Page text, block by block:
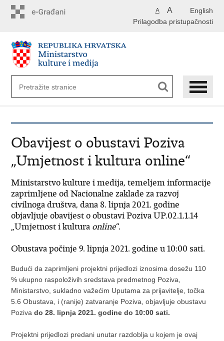
English
A A
Prilagodba pristupačnosti
Obavijest o obustavi Poziva
„Umjetnost i kultura online“
Ministarstvo kulture i medija, temeljem informacije
zaprimljene od Nacionalne zaklade za razvoj
civilnoga društva, dana 8. lipnja 2021. godine
objavljuje obavijest o obustavi Poziva UP.02.1.1.14
„Umjetnost i kultura online“.
Obustava počinje 9. lipnja 2021. godine u 10:00 sati.
Budući da zaprimljeni projektni prijedlozi iznosima dosežu 110
% ukupno raspoloživih sredstava predmetnog Poziva,
Ministarstvo, sukladno važećim Uputama za prijavitelje, točka
5.6 Obustava, i (ranije) zatvaranje Poziva, objavljuje obustavu
Pozivado 28. lipnja 2021. godine do 10:00 sati.
Projektni prijedlozi predani unutar razdoblja u kojem je ovaj